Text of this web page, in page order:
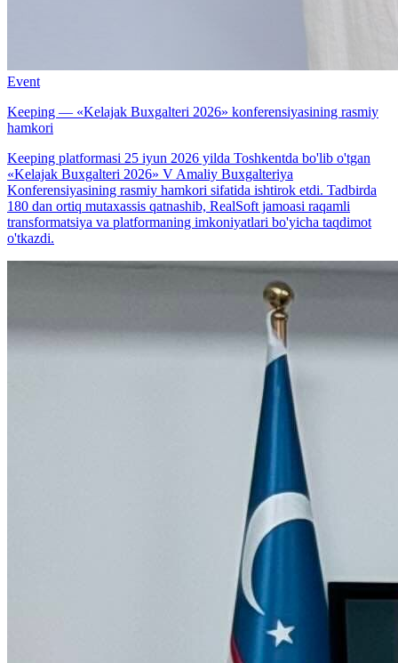
Event
Keeping — «Kelajak Buxgalteri 2026» konferensiyasining rasmiy
hamkori
Keeping platformasi 25 iyun 2026 yilda Toshkentda bo'lib o'tgan
«Kelajak Buxgalteri 2026» V Amaliy Buxgalteriya
Konferensiyasining rasmiy hamkori sifatida ishtirok etdi. Tadbirda
180 dan ortiq mutaxassis qatnashib, RealSoft jamoasi raqamli
transformatsiya va platformaning imkoniyatlari bo'yicha taqdimot
o'tkazdi.